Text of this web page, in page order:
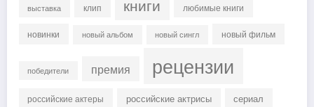
выставка клип книги любимые книги
новинки новый альбом новый сингл новый фильм
победители премия рецензии
российские актеры российские актрисы сериал